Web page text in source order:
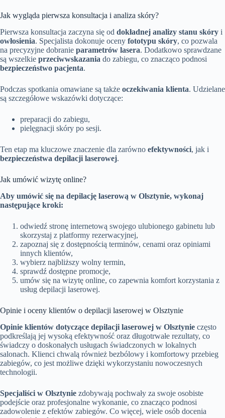
Jak wygląda pierwsza konsultacja i analiza skóry?
Pierwsza konsultacja zaczyna się od dokładnej analizy stanu skóry i
owłosienia. Specjalista dokonuje oceny fototypu skóry, co pozwala
na precyzyjne dobranie parametrów lasera. Dodatkowo sprawdzane
są wszelkie przeciwwskazania do zabiegu, co znacząco podnosi
bezpieczeństwo pacjenta.
Podczas spotkania omawiane są także oczekiwania klienta. Udzielane
są szczegółowe wskazówki dotyczące:
preparacji do zabiegu,
pielęgnacji skóry po sesji.
Ten etap ma kluczowe znaczenie dla zarówno efektywności, jak i
bezpieczeństwa depilacji laserowej.
Jak umówić wizytę online?
Aby umówić się na depilację laserową w Olsztynie, wykonaj
następujące kroki:
odwiedź stronę internetową swojego ulubionego gabinetu lub
skorzystaj z platformy rezerwacyjnej,
zapoznaj się z dostępnością terminów, cenami oraz opiniami
innych klientów,
wybierz najbliższy wolny termin,
sprawdź dostępne promocje,
umów się na wizytę online, co zapewnia komfort korzystania z
usług depilacji laserowej.
Opinie i oceny klientów o depilacji laserowej w Olsztynie
Opinie klientów dotyczące depilacji laserowej w Olsztynie często
podkreślają jej wysoką efektywność oraz długotrwałe rezultaty, co
świadczy o doskonałych usługach świadczonych w lokalnych
salonach. Klienci chwalą również bezbólowy i komfortowy przebieg
zabiegów, co jest możliwe dzięki wykorzystaniu nowoczesnych
technologii.
Specjaliści w Olsztynie zdobywają pochwały za swoje osobiste
podejście oraz profesjonalne wykonanie, co znacząco podnosi
zadowolenie z efektów zabiegów. Co więcej, wiele osób docenia